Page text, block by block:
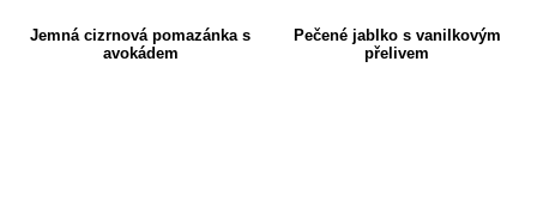
Jemná cizrnová pomazánka s
avokádem
Pečené jablko s vanilkovým
přelivem